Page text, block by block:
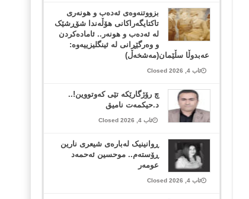
بزووتنەوەی ئەدەب و هونەری
تاکتایگەراکانی هۆڵەندا شۆڕشێک
لە ئەدەب و هونەر.. ئامادەکردن
و وەرگێڕانی لە ئینگلیزییەوە:
عەبدوڵا سڵێمان(مەشخەڵ)
ئاب 4, 2026 Closed
چ رۆژگارێکە تێی کەوتووین!..
د.حیکمەت نامیق
ئاب 4, 2026 Closed
ڕوانینیک لەبارەى شیعرى نارین
ڕۆستەم.. موحسین ئەحمەد
عومەر
ئاب 4, 2026 Closed